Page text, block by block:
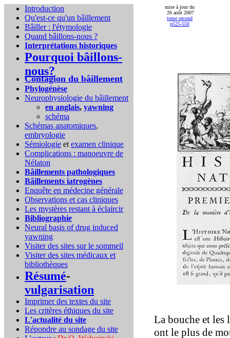
Introduction
Qu'est-ce qu'un bâillement
Bâiller : l'étymologie
Quand bâillons-nous ?
Interprétations historiques
Pourquoi bâillons-
nous?
Contagion du bâillement
Phylogénèse
Neurophysiologie du bâillement
en anglais, yawning
schéma
Schémas anatomiques,
embryologie
Sémiologie et examen clinique
Complications : manoeuvre de
Nélaton
Bâillements pathologiques
Bâillements iatrogènes
Enquête en médecine générale
Observations et cas cliniques
Les mystères restant à éclaircir
Bibliographie
Neural basis of drug induced
yawning
Visiter des sites sur le sommeil
Visiter des sites médicaux et
bibliothèques
Résumé-
vulgarisation
Imprimer des textes du site
Les critères éthiques du site
L'actualité du site
Répondre au sondage du site
mise à jour du
26 août 2007
tome second
p525-550
La bouche et les
ont le plus de